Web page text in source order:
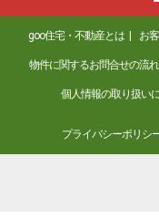
goo住宅・不動産とは お
物件に関するお問合せの流れ
個人情報の取り扱い
プライバシーポリシ